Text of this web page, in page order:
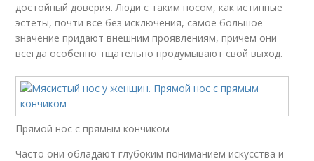
достойный доверия. Люди с таким носом, как истинные
эстеты, почти все без исключения, самое большое
значение придают внешним проявлениям, причем они
всегда особенно тщательно продумывают свой выход.
Прямой нос с прямым кончиком
Часто они обладают глубоким пониманием искусства и